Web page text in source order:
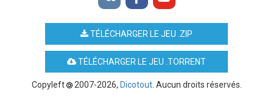
TÉLÉCHARGER LE JEU .ZIP
TÉLÉCHARGER LE JEU .TORRENT
Copyleft 2007-2026, Dicotout. Aucun droits réservés.